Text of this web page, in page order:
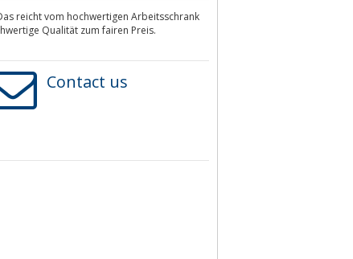
reicht vom hochwertigen Arbeitsschrank
Qualität zum fairen Preis.
Contact us